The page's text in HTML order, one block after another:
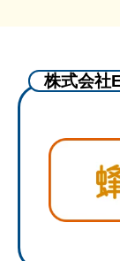
株式会社